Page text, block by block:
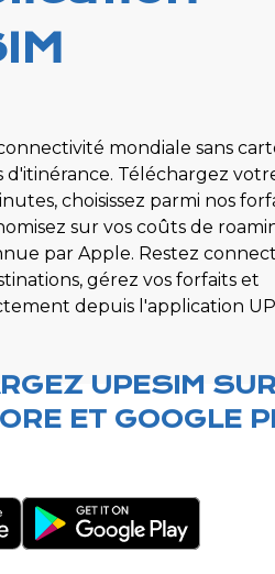
mondiale sans
d'itinérance. Téléchargez
choisissez parmi nos
sur vos coûts de
par Apple. Restez
gérez vos forfaits et
depuis l'application
UPESIM SUR
ET GOOGLE